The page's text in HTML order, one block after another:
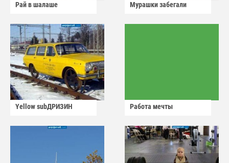
Рай в шалаше Мурашки забегали
Yellow subДРИЗИН Работа мечты